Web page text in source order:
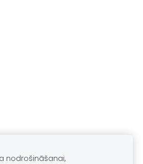
nodrošināšanai,